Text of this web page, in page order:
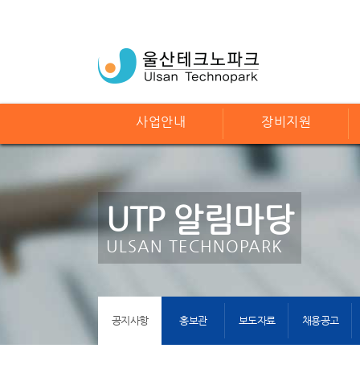
사업안내 장비지원
UTP 알림마당
ULSAN TECHNOPARK
공지사항 홍보관 보도자료 채용공고